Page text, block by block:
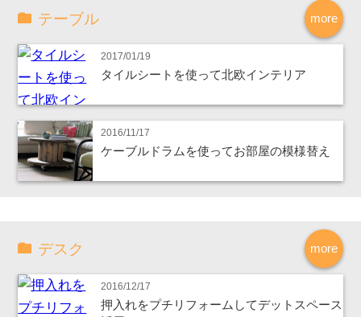
more
テーブル
2017/01/19
タイルシートを使って北欧インテリア
2016/11/17
ケーブルドラムを使ってお部屋の模様替え
more
デスク
2016/12/17
押入れをプチリフォームしてデットスペース